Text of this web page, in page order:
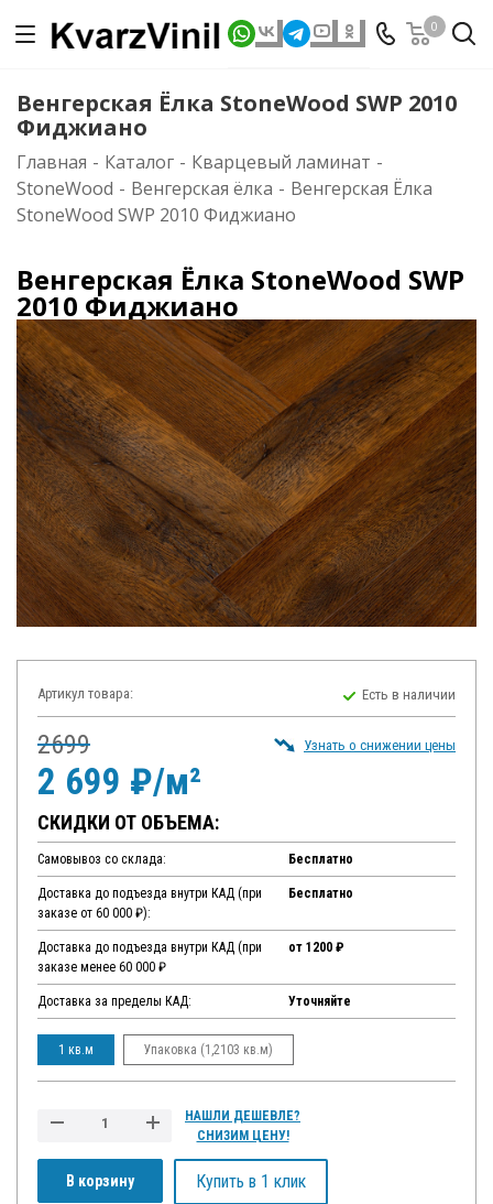
0
Венгерская Ёлка StoneWood SWP 2010
Фиджиано
Главная - Каталог - Кварцевый ламинат -
StoneWood - Венгерская ёлка - Венгерская Ёлка
StoneWood SWP 2010 Фиджиано
Венгерская Ёлка StoneWood SWP
2010 Фиджиано
Артикул товара: Есть в наличии
2699
2 699 ₽/м²
Узнать о снижении цены
СКИДКИ ОТ ОБЪЕМА:
Самовывоз со склада: Бесплатно
Доставка до подъезда внутри КАД (при
заказе от 60 000 ₽):
Бесплатно
Доставка до подъезда внутри КАД (при
заказе менее 60 000 ₽
от 1200 ₽
Доставка за пределы КАД: Уточняйте
1 кв.м Упаковка (1,2103 кв.м)
В корзину
НАШЛИ ДЕШЕВЛЕ?
СНИЗИМ ЦЕНУ!
Купить в 1 клик